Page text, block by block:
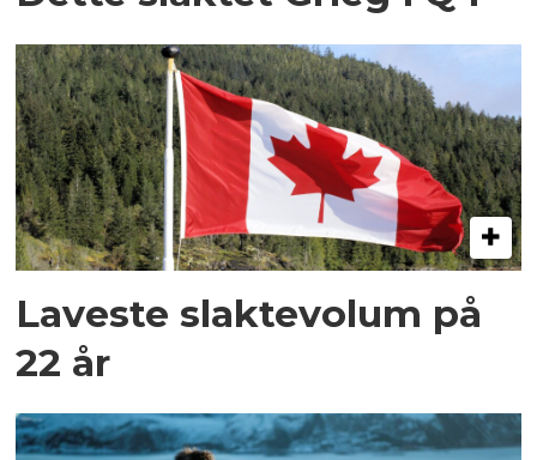
Laveste slaktevolum på
22 år